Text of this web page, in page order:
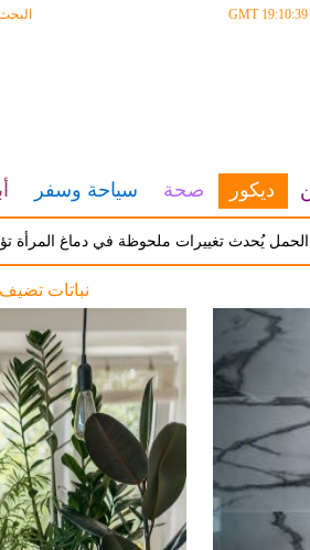
ديكور صحة سياحة وسفر
تغييرات ملحوظة في دماغ المرأة تؤثر على
تصميمات
نباتات تضيف